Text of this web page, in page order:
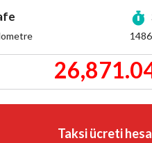
Taksi ücreti